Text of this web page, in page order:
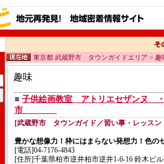
東京都 武蔵野市 タウンガイドエリア > 趣
趣味
■ 子供絵画教室 アトリエセザンヌ
市
[武蔵野市 タウンガイド／習い事・レッスン
豊かな想像力！枠にはまらない発想力！色の
[電話]04-7176-4843
[住所]千葉県柏市逆井柏市逆井1-6-16 鈴木ビ